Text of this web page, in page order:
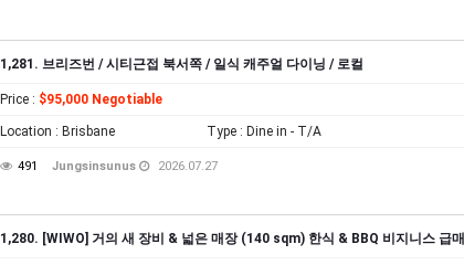
1,281. 브리즈번 / 시티근접 북서쪽 / 일식 캐주얼 다이닝 / 로컬
Price : $95,000 Negotiable
Location : Brisbane Type : Dine in - T/A
491 Jungsinsunus 2026.07.27
1,280. [WIWO] 거의 새 장비 & 넓은 매장 (140 sqm) 한식 & BBQ 비지니스 급매